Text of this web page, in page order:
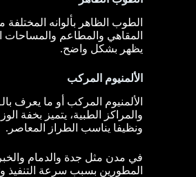
الطوب الظاهر بألوانه
المقاهي والمطاعم والمساحات
يظهر بشكل واضح.
الألمنيوم المركب
والمراكز الطبية، يتميز بخفة
ونظيفا يناسب الطراز المعاصر.
في مدن مثل جدة والدمام والخبر
المطورين بسبب سرعة التنفيذ